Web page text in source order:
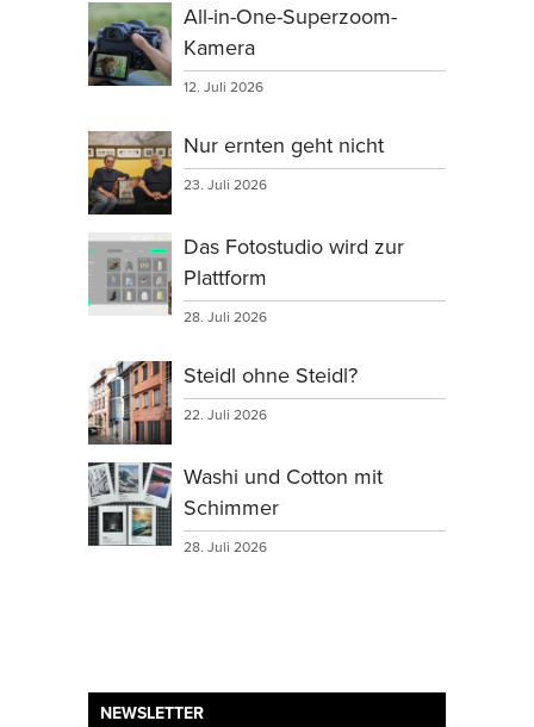
All-in-One-Superzoom-
Kamera
12. Juli 2026
Nur ernten geht nicht
23. Juli 2026
Das Fotostudio wird zur
Plattform
28. Juli 2026
Steidl ohne Steidl?
22. Juli 2026
Washi und Cotton mit
Schimmer
28. Juli 2026
NEWSLETTER